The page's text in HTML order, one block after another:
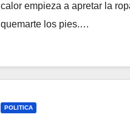
calor empieza a apretar la
quemarte los pies.…
POLITICA